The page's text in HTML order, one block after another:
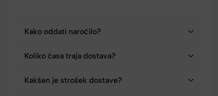
Kako oddati naročilo?
Koliko časa traja dostava?
Kakšen je strošek dostave?